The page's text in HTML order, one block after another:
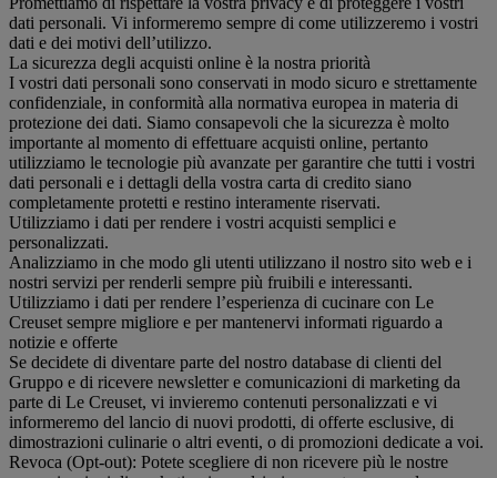
dati personali. Vi informeremo sempre di come utilizzeremo i vostri
dati e dei motivi dell’utilizzo.
La sicurezza degli acquisti online è la nostra priorità
I vostri dati personali sono conservati in modo sicuro e strettamente
confidenziale, in conformità alla normativa europea in materia di
protezione dei dati. Siamo consapevoli che la sicurezza è molto
importante al momento di effettuare acquisti online, pertanto
utilizziamo le tecnologie più avanzate per garantire che tutti i vostri
dati personali e i dettagli della vostra carta di credito siano
completamente protetti e restino interamente riservati.
Utilizziamo i dati per rendere i vostri acquisti semplici e
personalizzati.
Analizziamo in che modo gli utenti utilizzano il nostro sito web e i
nostri servizi per renderli sempre più fruibili e interessanti.
Utilizziamo i dati per rendere l’esperienza di cucinare con Le
Creuset sempre migliore e per mantenervi informati riguardo a
notizie e offerte
Se decidete di diventare parte del nostro database di clienti del
Gruppo e di ricevere newsletter e comunicazioni di marketing da
parte di Le Creuset, vi invieremo contenuti personalizzati e vi
informeremo del lancio di nuovi prodotti, di offerte esclusive, di
dimostrazioni culinarie o altri eventi, o di promozioni dedicate a voi.
Revoca (Opt-out): Potete scegliere di non ricevere più le nostre